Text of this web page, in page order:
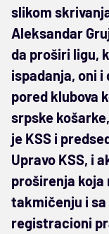
slikom
Aleksandar
da proširi ligu,
ispadanja, oni i
pored klubova
srpske
je KSS i
Upravo KSS, i
proširenja koja
takmičenju i sa
registracioni